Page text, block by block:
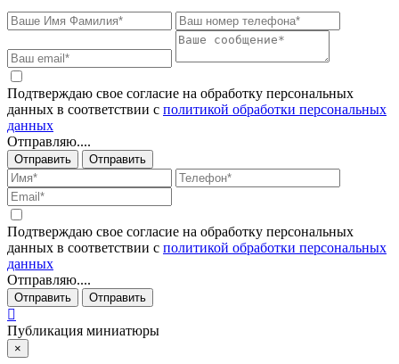
Подтверждаю свое согласие на обработку персональных
данных в соответствии с политикой обработки персональных
данных
Отправляю....
Отправить Отправить
Подтверждаю свое согласие на обработку персональных
данных в соответствии с политикой обработки персональных
данных
Отправляю....
Отправить Отправить
Публикация миниатюры
×